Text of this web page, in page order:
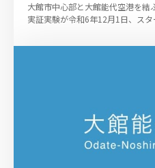
大館市中心部と大館能代空港を結
実証実験が令和6年12月1日、ス